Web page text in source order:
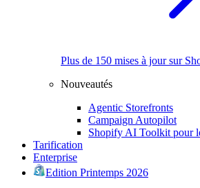
Plus de 150 mises à jour sur
Nouveautés
Agentic Storefronts
Campaign Autopilot
Shopify AI Toolkit pour
Tarification
Enterprise
Edition Printemps 2026